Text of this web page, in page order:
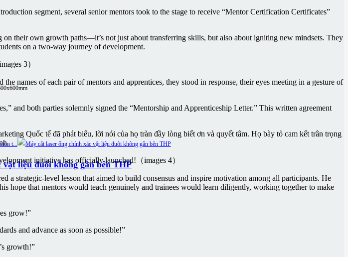
liệu đuôi không gắn bên THP
segment, several senior mentors took to the stage to receive “Mentor Certification Certificates”
their own growth paths—it’s not just about transferring skills, but also about igniting new mindsets. They
on a two-way journey of development.
names of each pair of mentors and apprentices, they stood in response, their eyes meeting in a gesture of
and both parties solemnly signed the “Mentorship and Apprenticeship Letter.” This written agreement
Quốc tế đã phát biểu, lời nói của họ tràn đầy lòng biết ơn và quyết tâm. Họ bày tỏ cam kết trân trọng
strategic-level lesson that aimed to build consensus and inspire motivation among all participants. He
hope that mentors would teach genuinely and trainees would learn diligently, working together to make
grow!”
and advance as soon as possible!”
growth!”